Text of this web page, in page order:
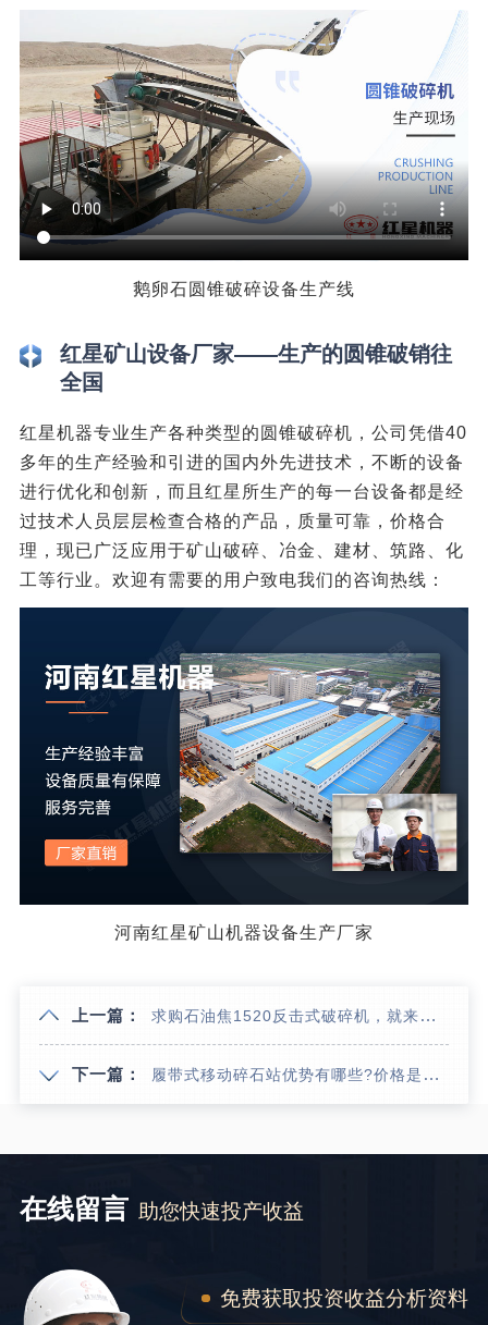
鹅卵石圆锥破碎设备生产线
红星矿山设备厂家——生产的圆锥破销往
全国
红星机器专业生产各种类型的圆锥破碎机，公司凭借40
多年的生产经验和引进的国内外先进技术，不断的设备
进行优化和创新，而且红星所生产的每一台设备都是经
过技术人员层层检查合格的产品，质量可靠，价格合
理，现已广泛应用于矿山破碎、冶金、建材、筑路、化
工等行业。欢迎有需要的用户致电我们的咨询热线：
河南红星矿山机器设备生产厂家
上一篇： 求购石油焦1520反击式破碎机，就来红星反击破厂家直销中心
下一篇： 履带式移动碎石站优势有哪些?价格是多少?
在线留言 助您快速投产收益
免费获取投资收益分析资料